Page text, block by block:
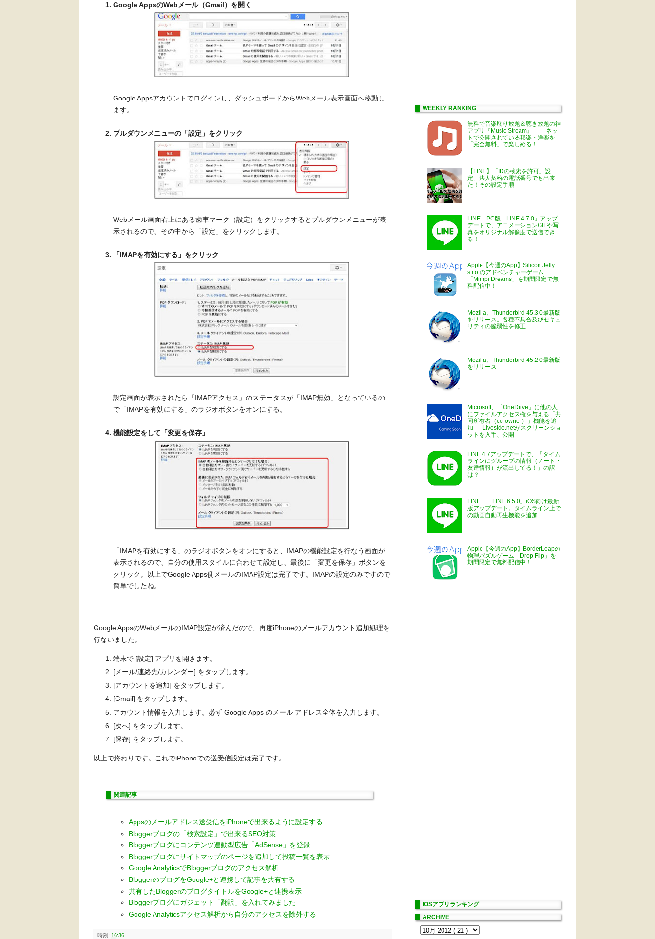
Google AppsのWebメール（Gmail）を開く
Google Appsアカウントでログインし、ダッシュボードからWebメール表示画面へ移動し
ます。
プルダウンメニューの「設定」をクリック
Webメール画面右上にある歯車マーク（設定）をクリックするとプルダウンメニューが表
示されるので、その中から「設定」をクリックします。
「IMAPを有効にする」をクリック
設定画面が表示されたら「IMAPアクセス」のステータスが「IMAP無効」となっているの
で「IMAPを有効にする」のラジオボタンをオンにする。
機能設定をして「変更を保存」
「IMAPを有効にする」のラジオボタンをオンにすると、IMAPの機能設定を行なう画面が
表示されるので、自分の使用スタイルに合わせて設定し、最後に「変更を保存」ボタンを
クリック。以上でGoogle Apps側メールのIMAP設定は完了です。IMAPの設定のみですので
簡単でしたね。
Google AppsのWebメールのIMAP設定が済んだので、再度iPhoneのメールアカウント追加処理を
行ないました。
端末で [設定] アプリを開きます。
[メール/連絡先/カレンダー] をタップします。
[アカウントを追加] をタップします。
[Gmail] をタップします。
アカウント情報を入力します。必ず Google Apps のメール アドレス全体を入力します。
[次へ] をタップします。
[保存] をタップします。
以上で終わりです。これでiPhoneでの送受信設定は完了です。
関連記事
Appsのメールアドレス送受信をiPhoneで出来るように設定する
Bloggerブログの「検索設定」で出来るSEO対策
Bloggerブログにコンテンツ連動型広告「AdSense」を登録
Bloggerブログにサイトマップのページを追加して投稿一覧を表示
Google AnalyticsでBloggerブログのアクセス解析
BloggerのブログをGoogle+と連携して記事を共有する
共有したBloggerのブログタイトルをGoogle+と連携表示
Bloggerブログにガジェット「翻訳」を入れてみました
Google Analyticsアクセス解析から自分のアクセスを除外する
時刻: 16:36
WEEKLY RANKING
無料で音楽取り放題＆聴き放題の神
アプリ『Music Stream』 ― ネッ
トで公開されている邦楽・洋楽を
「完全無料」で楽しめる！
【LINE】「IDの検索を許可」設
定、法人契約の電話番号でも出来
た！その設定手順
LINE、PC版「LINE 4.7.0」アップ
デートで、アニメーションGIFや写
真をオリジナル解像度で送信でき
る！
Apple【今週のApp】Silicon Jelly
s.r.o.のアドベンチャーゲーム
「Mimpi Dreams」を期間限定で無
料配信中！
Mozilla、Thunderbird 45.3.0最新版
をリリース。各種不具合及びセキュ
リティの脆弱性を修正
Mozilla、Thunderbird 45.2.0最新版
をリリース
Microsoft、『OneDrive』に他の人
にファイルアクセス権を与える「共
同所有者（co-owner）」機能を追
加 - Liveside.netがスクリーンショ
ットを入手、公開
LINE 4.7アップデートで、「タイム
ラインにグループの情報（ノート・
友達情報）が流出してる！」の訳
は？
LINE、「LINE 6.5.0」iOS向け最新
版アップデート。タイムライン上で
の動画自動再生機能を追加
Apple【今週のApp】BorderLeapの
物理パズルゲーム「Drop Flip」を
期間限定で無料配信中！
IOSアプリランキング
ARCHIVE